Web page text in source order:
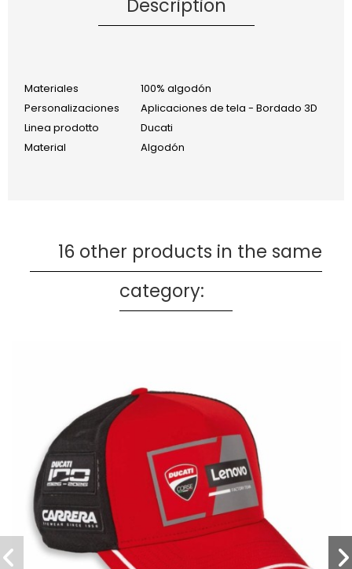
Description
Materiales
100% algodón
Personalizaciones
Aplicaciones de tela - Bordado 3D
Linea prodotto
Ducati
Material
Algodón
16 other products in the same
category: